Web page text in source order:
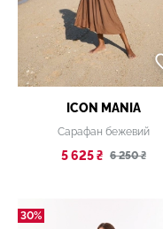
ICON MANIA
Сарафан бежевий
5 625 ₴ 6 250 ₴
30%